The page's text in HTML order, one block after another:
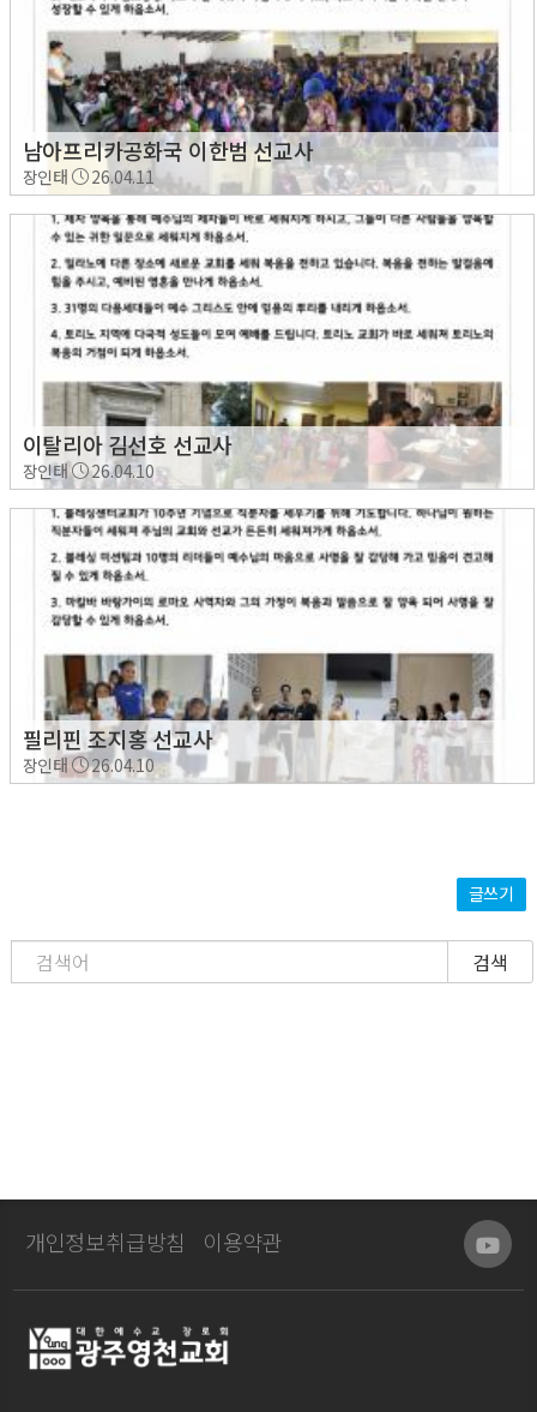
남아프리카공화국 이한범 선교사
장인태 26.04.11
이탈리아 김선호 선교사
장인태 26.04.10
필리핀 조지홍 선교사
장인태 26.04.10
글쓰기
검색
개인정보취급방침 이용약관